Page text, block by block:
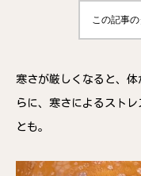
この記事
寒さが厳しくなると、
らに、寒さによるスト
とも。